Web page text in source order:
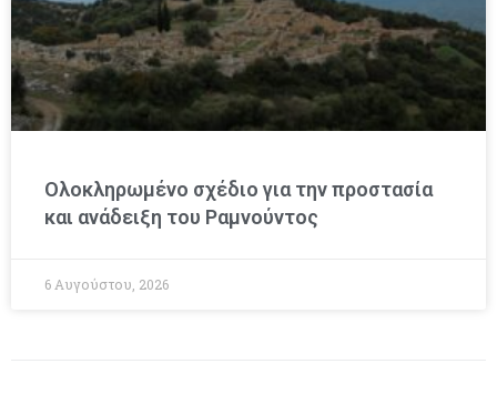
Ολοκληρωμένο σχέδιο για την προστασία
και ανάδειξη του Ραμνούντος
6 Αυγούστου, 2026